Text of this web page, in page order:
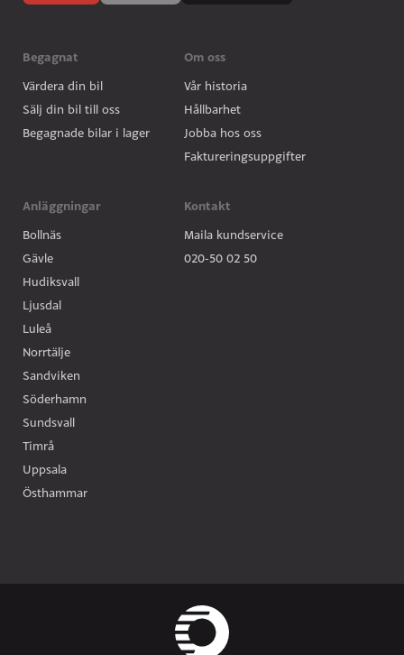
Begagnat
Värdera din bil
Sälj din bil till oss
Begagnade bilar i lager
Anläggningar
Bollnäs
Gävle
Hudiksvall
Ljusdal
Luleå
Norrtälje
Sandviken
Söderhamn
Sundsvall
Timrå
Uppsala
Östhammar
Om oss
Vår historia
Hållbarhet
Jobba hos oss
Faktureringsuppgifter
Kontakt
Maila kundservice
020-50 02 50